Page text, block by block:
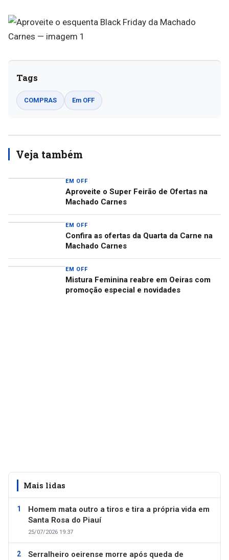
Tags
COMPRAS Em OFF
Veja também
EM OFF
Aproveite o Super Feirão de Ofertas na
Machado Carnes
EM OFF
Confira as ofertas da Quarta da Carne na
Machado Carnes
EM OFF
Mistura Feminina reabre em Oeiras com
promoção especial e novidades
Mais lidas
Homem mata outro a tiros e tira a própria vida em
Santa Rosa do Piauí
25/07/2026 19:37
Serralheiro oeirense morre após queda de